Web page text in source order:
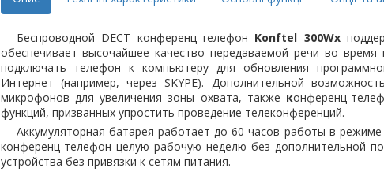
Беспроводной DECT конференц-телефон Konftel 300Wx
обеспечивает высочайшее качество передаваемой речи во время
подключать телефон к компьютеру для обновления
Интернет (например, через SKYPE). Дополнительной
микрофонов для увеличения зоны охвата, также конференц-
функций, призванных упростить проведение телеконференций.
Аккумуляторная батарея работает до 60 часов работы в
конференц-телефон целую рабочую неделю без дополнительной
устройства без привязки к сетям питания.